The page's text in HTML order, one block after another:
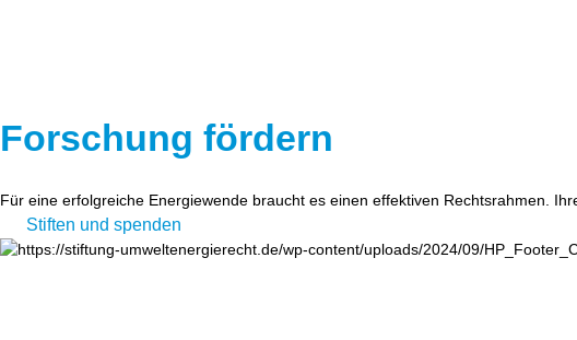
Forschung fördern
Für eine erfolgreiche Energiewende braucht es einen effektiven Rechtsrahmen.
Stiften und spenden